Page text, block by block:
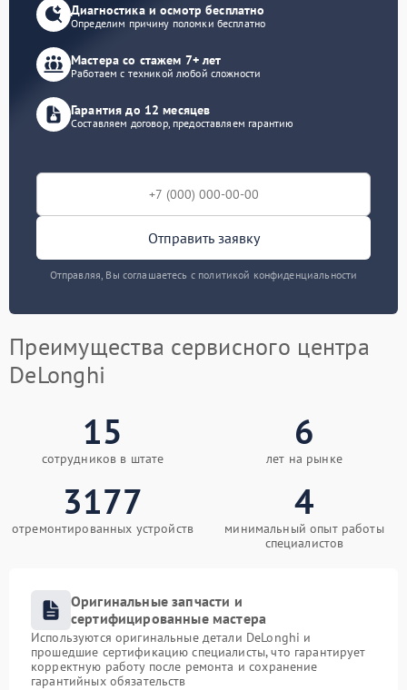
Диагностика и осмотр бесплатно
Определим причину поломки бесплатно
Мастера со стажем 7+ лет
Работаем с техникой любой сложности
Гарантия до 12 месяцев
Составляем договор, предоставляем гарантию
Отправить заявку
Отправляя, Вы соглашаетесь с политикой конфиденциальности
Преимущества сервисного центра
DeLonghi
15
сотрудников в штате
6
лет на рынке
3177
отремонтированных устройств
4
минимальный опыт работы
специалистов
Оригинальные запчасти и
сертифицированные мастера
Используются оригинальные детали DeLonghi и
прошедшие сертификацию специалисты, что гарантирует
корректную работу после ремонта и сохранение
гарантийных обязательств